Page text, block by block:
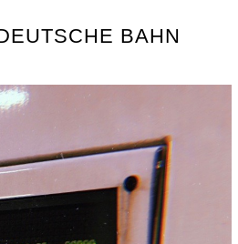
BAHN